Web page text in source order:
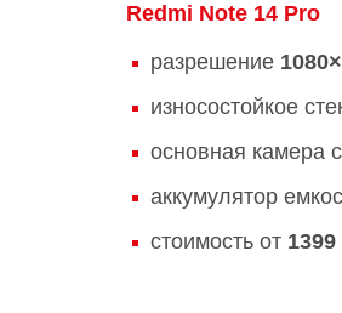
Redmi Note 14 Pro
разрешение
износостойкое
основная камера
аккумулятор
стоимость от